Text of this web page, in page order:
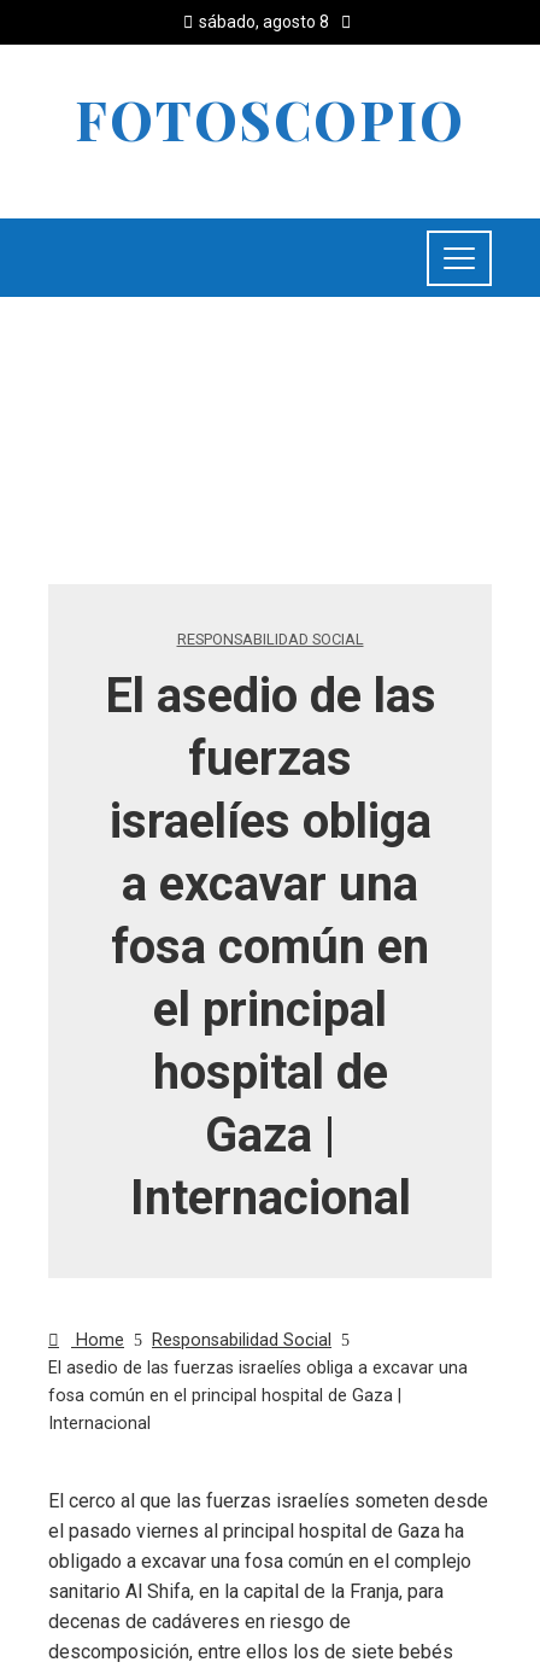
sábado, agosto 8
FOTOSCOPIO
RESPONSABILIDAD SOCIAL
El asedio de las
fuerzas
israelíes obliga
a excavar una
fosa común en
el principal
hospital de
Gaza |
Internacional
Home
Responsabilidad Social
El asedio de las fuerzas israelíes obliga a excavar una
fosa común en el principal hospital de Gaza |
Internacional
El cerco al que las fuerzas israelíes someten desde
el pasado viernes al principal hospital de Gaza ha
obligado a excavar una fosa común en el complejo
sanitario Al Shifa, en la capital de la Franja, para
decenas de cadáveres en riesgo de
descomposición, entre ellos los de siete bebés